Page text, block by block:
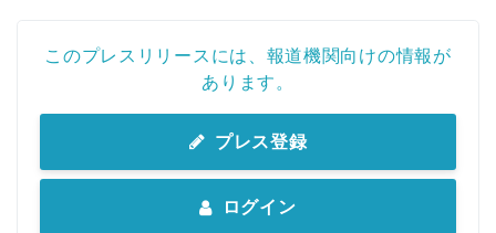
このプレスリリースには、報道機関向けの情報が
あります。
プレス登録
ログイン